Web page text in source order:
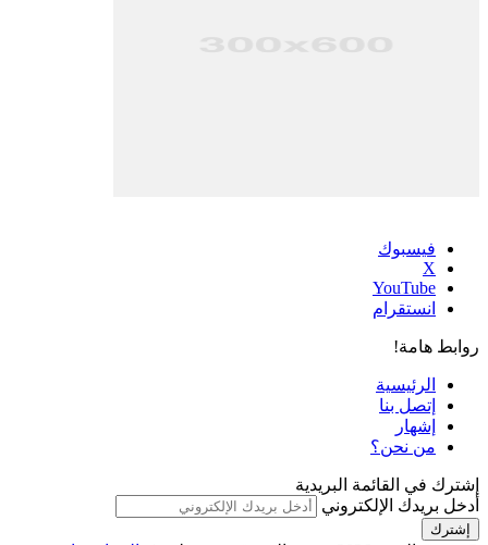
فيسبوك
‫X
‫YouTube
انستقرام
روابط هامة!
الرئيسية
إتصل بنا
إشهار
من نحن؟
إشترك في القائمة البريدية
أدخل بريدك الإلكتروني